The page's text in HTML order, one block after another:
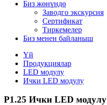
Биз жөнүндө
Заводго экскурсия
Сертификат
Тиркемелер
Биз менен байланыш
Үй
Продукциялар
LED модулу
Ички LED модулу
P1.25 Ички LED модулу